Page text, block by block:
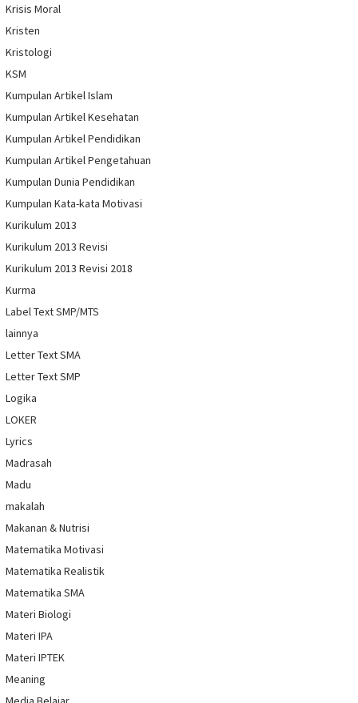
Krisis Moral
Kristen
Kristologi
KSM
Kumpulan Artikel Islam
Kumpulan Artikel Kesehatan
Kumpulan Artikel Pendidikan
Kumpulan Artikel Pengetahuan
Kumpulan Dunia Pendidikan
Kumpulan Kata-kata Motivasi
Kurikulum 2013
Kurikulum 2013 Revisi
Kurikulum 2013 Revisi 2018
Kurma
Label Text SMP/MTS
lainnya
Letter Text SMA
Letter Text SMP
Logika
LOKER
Lyrics
Madrasah
Madu
makalah
Makanan & Nutrisi
Matematika Motivasi
Matematika Realistik
Matematika SMA
Materi Biologi
Materi IPA
Materi IPTEK
Meaning